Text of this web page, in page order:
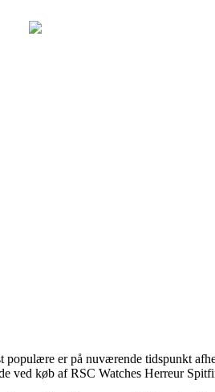
er på nuværende tidspunkt
ved køb af RSC Watches Herreur